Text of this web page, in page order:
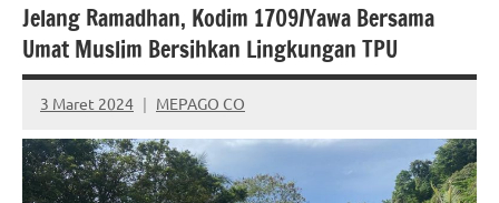
Jelang Ramadhan, Kodim 1709/Yawa Bersama
Umat Muslim Bersihkan Lingkungan TPU
3 Maret 2024 MEPAGO CO
No
comments